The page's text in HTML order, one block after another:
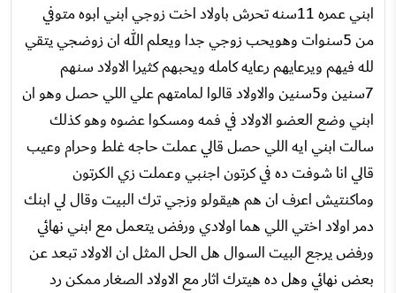
ابني عمره 11سنه تحرش باولاد اخت زوجي ابني ابوه متوفي
من 5سنوات وهويحب زوجي جدا ويعلم الله ان زوضجي يتقي
لله فيهم ويرعايهم رعايه كامله ويحبهم كثيرا الاولاد سنهم
7سنين و5سنين والاولاد قالوا لمامتهم علي اللي حصل وهو ان
ابني وضع العضو الاولاد في فمه ومسكوا عضوه وهو كذلك
سالت ابني ايه اللي حصل قالي عملت حاجه غلط وحرام وعيب
قالي انا شوفت ده في كرتون اجنبي وعملت زي الكرتون
وماكنتيش اعرف ان هم هيقولو وزجي ترك البيت وقال لي ابنك
دمر اولاد اختي اللي هما اولادي ورفض يتعمل مع ابني نهائي
ورفض يرجع البيت السوال هل الحل المثل ان الاولاد تبعد عن
بعض نهائي وهل ده هيترك اثار مع الاولاد الصغار ممكن رد